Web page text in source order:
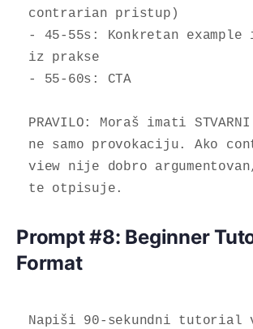
contrarian pristup)
- 45-55s: Konkretan
iz prakse
- 55-60s: CTA
PRAVILO: Moraš imati
ne samo provokaciju. Ako
view nije dobro
te otpisuje.
Prompt #8: Beginner
Format
Napiši 90-sekundni tutorial